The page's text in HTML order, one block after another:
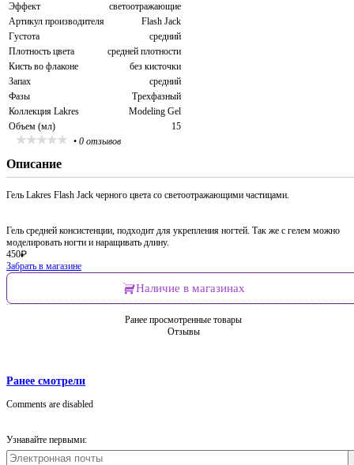
Эффект
светоотражающие
Артикул производителя
Flash Jack
Густота
средний
Плотность цвета
средней плотности
Кисть во флаконе
без кисточки
Запах
средний
Фазы
Трехфазный
Коллекция Lakres
Modeling Gel
Объем (мл)
15
• 0 отзывов
Описание
Гель Lakres Flash Jack черного цвета со светоотражающими частицами.
Гель средней консистенции, подходит для укрепления ногтей. Так же с гелем можно
моделировать ногти и наращивать длину.
450₽
Забрать в магазине
Наличие в магазинах
Ранее просмотренные товары
Отзывы
Ранее смотрели
Comments are disabled
Узнавайте первыми: